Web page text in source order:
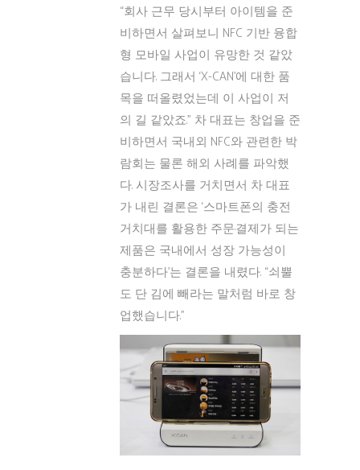
“회사 근무 당시부터 아이템을 준
비하면서 살펴보니 NFC 기반 융합
형 모바일 사업이 유망한 것 같았
습니다. 그래서 ‘X-CAN’에 대한 품
목을 떠올렸었는데 이 사업이 저
의 길 같았죠.” 차 대표는 창업을 준
비하면서 국내외 NFC와 관련한 박
람회는 물론 해외 사례를 파악했
다. 시장조사를 거치면서 차 대표
가 내린 결론은 ‘스마트폰의 충전
거치대를 활용한 주문·결제가 되는
제품은 국내에서 성장 가능성이
충분하다’는 결론을 내렸다. “쇠뿔
도 단 김에 빼라는 말처럼 바로 창
업했습니다.”